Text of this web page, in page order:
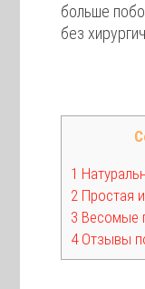
больше
без
1
2 Простая
3 Весомые
4 Отзывы